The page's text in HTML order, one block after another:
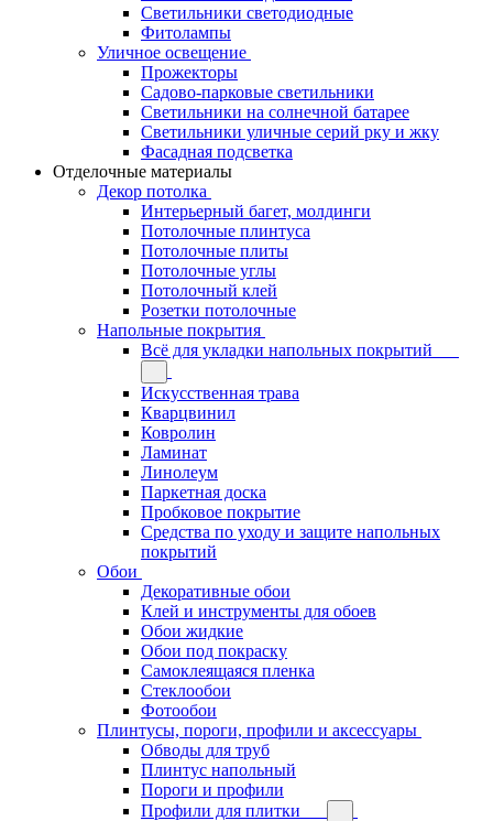
Светильники светодиодные
Фитолампы
Уличное освещение
Прожекторы
Садово-парковые светильники
Светильники на солнечной батарее
Светильники уличные серий рку и жку
Фасадная подсветка
Отделочные материалы
Декор потолка
Интерьерный багет, молдинги
Потолочные плинтуса
Потолочные плиты
Потолочные углы
Потолочный клей
Розетки потолочные
Напольные покрытия
Всё для укладки напольных покрытий
Искусственная трава
Кварцвинил
Ковролин
Ламинат
Линолеум
Паркетная доска
Пробковое покрытие
Средства по уходу и защите напольных
покрытий
Обои
Декоративные обои
Клей и инструменты для обоев
Обои жидкие
Обои под покраску
Самоклеящаяся пленка
Стеклообои
Фотообои
Плинтусы, пороги, профили и аксессуары
Обводы для труб
Плинтус напольный
Пороги и профили
Профили для плитки